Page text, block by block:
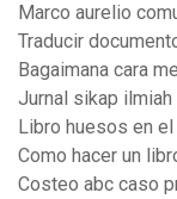
Marco aurelio
Traducir
Bagaimana cara
Jurnal sikap
Libro huesos en
Como hacer un
Costeo abc caso